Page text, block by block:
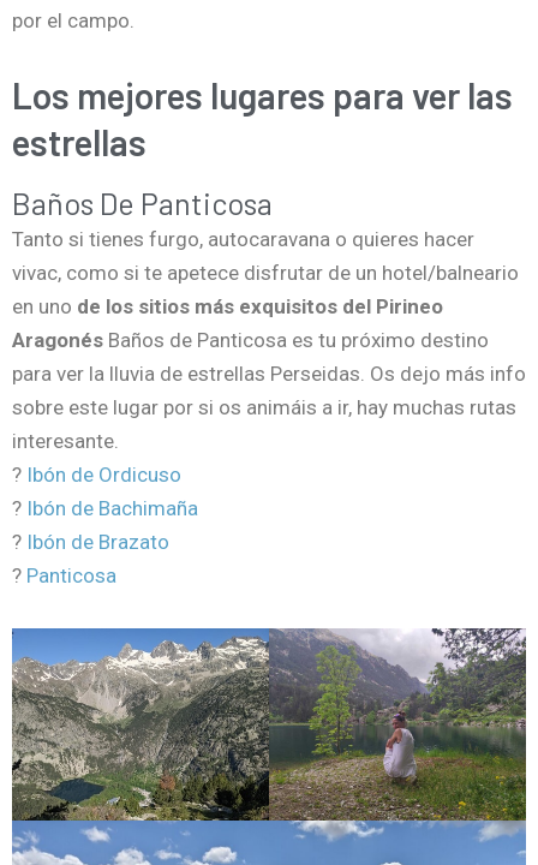
por el campo.
Los mejores lugares para ver las
estrellas
Baños De Panticosa
Tanto si tienes furgo, autocaravana o quieres hacer
vivac, como si te apetece disfrutar de un hotel/balneario
en uno de los sitios más exquisitos del Pirineo
Aragonés Baños de Panticosa es tu próximo destino
para ver la lluvia de estrellas Perseidas. Os dejo más info
sobre este lugar por si os animáis a ir, hay muchas rutas
interesante.
? Ibón de Ordicuso
? Ibón de Bachimaña
? Ibón de Brazato
? Panticosa